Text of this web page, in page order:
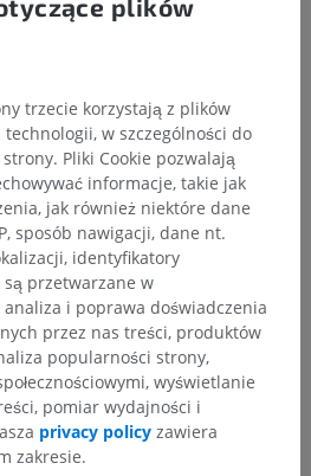
plików
trzecie korzystają z plików
w szczególności do
Pliki Cookie pozwalają
informacje, takie jak
jak również niektóre dane
sposób nawigacji, dane nt.
identyfikatory
przetwarzane w
i poprawa doświadczenia
przez nas treści, produktów
popularności strony,
wyświetlanie
pomiar wydajności i
privacy policy zawiera
zakresie.